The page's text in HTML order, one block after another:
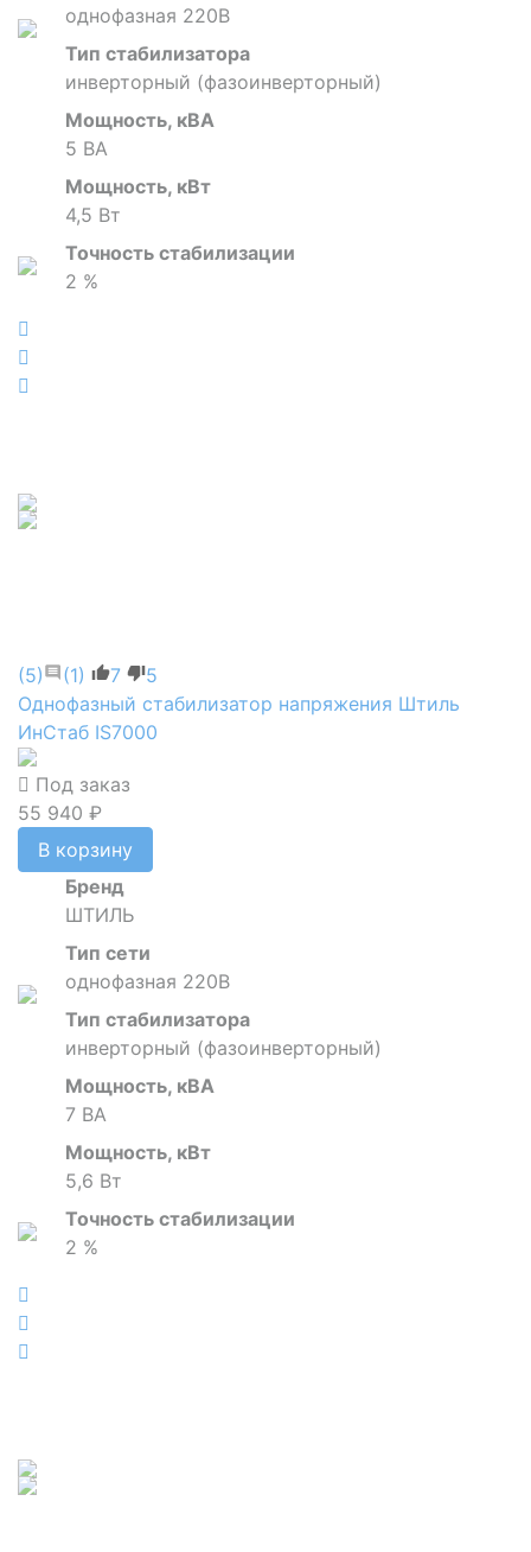
однофазная 220В
Тип стабилизатора
инверторный (фазоинверторный)
Мощность, кВА
5 ВА
Мощность, кВт
4,5 Вт
Точность стабилизации
2 %
(5) (1) 7
5
Однофазный стабилизатор напряжения Штиль
ИнСтаб IS7000
Под заказ
55 940 ₽
В корзину
Бренд
ШТИЛЬ
Тип сети
однофазная 220В
Тип стабилизатора
инверторный (фазоинверторный)
Мощность, кВА
7 ВА
Мощность, кВт
5,6 Вт
Точность стабилизации
2 %